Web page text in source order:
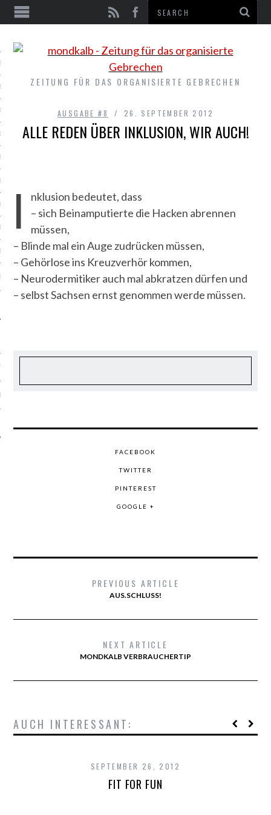
#9
#8
#7
#6
#5
#4
#3
#2
#1
ZEITUNG FÜR DAS ORGANISIERTE GEBRECHEN
AUSGABE #8 26. SEPTEMBER 2012
ALLE REDEN ÜBER INKLUSION, WIR AUCH!
I
nklusion bedeutet, dass
– sich Beinamputierte die Hacken abrennen
müssen,
– Blinde mal ein Auge zudrücken müssen,
– Gehörlose ins Kreuzverhör kommen,
– Neurodermitiker auch mal abkratzen dürfen und
– selbst Sachsen ernst genommen werde müssen.
FACEBOOK
TWITTER
PINTEREST
GOOGLE +
PREVIOUS ARTICLE
AUS.SCHLUSS!
NEXT ARTICLE
MONDKALB VERBRAUCHERTIP
AUCH INTERESSANT:
SEPTEMBER 26, 2012
FIT FOR FUN